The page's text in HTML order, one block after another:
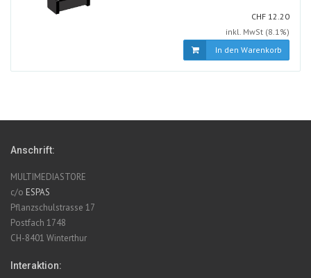
CHF CHF
12.20
inkl. MwSt (8.1%)
In den Warenkorb
Anschrift:
MULTIMEDIASTORE
c/o ESPAS
Pflanzschulstrasse 17
Postfach 1748
CH-8401 Winterthur
Interaktion: